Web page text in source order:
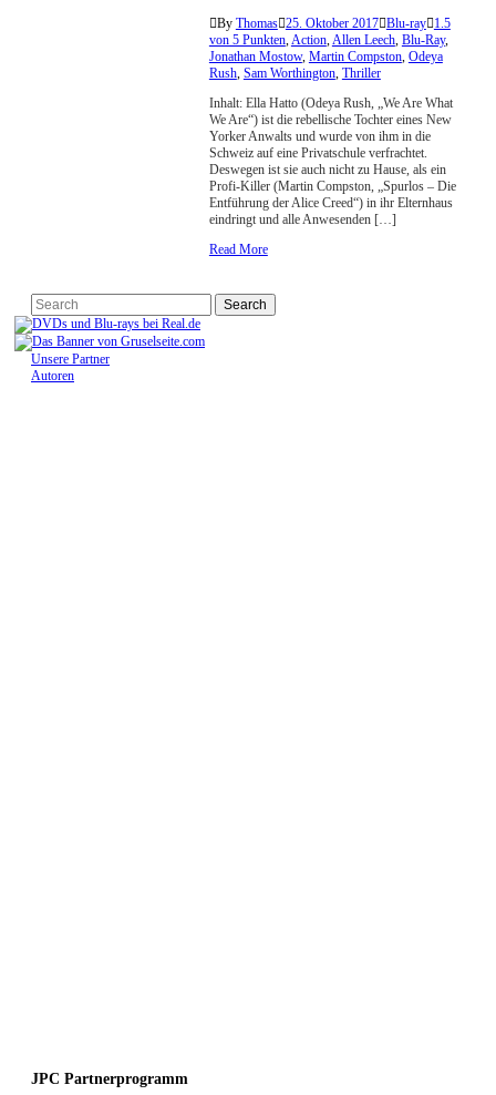
By Thomas 25. Oktober 2017 Blu-ray 1.5
von 5 Punkten,Action,Allen Leech, Blu-Ray,
Jonathan Mostow, Martin Compston, Odeya
Rush, Sam Worthington, Thriller
Inhalt: Ella Hatto (Odeya Rush, „We Are What
We Are“) ist die rebellische Tochter eines New
Yorker Anwalts und wurde von ihm in die
Schweiz auf eine Privatschule verfrachtet.
Deswegen ist sie auch nicht zu Hause, als ein
Profi-Killer (Martin Compston, „Spurlos – Die
Entführung der Alice Creed“) in ihr Elternhaus
eindringt und alle Anwesenden […]
Read More
Unsere Partner
Autoren
JPC Partnerprogramm